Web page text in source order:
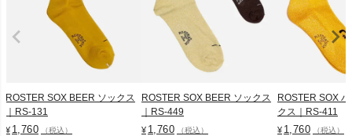
ROSTER SOX BEER ソックス
｜RS-131
¥ 1,760 （税込）
ROSTER SOX BEER ソックス
｜RS-449
¥ 1,760 （税込）
ROSTER SOX
クス｜RS-411
¥ 1,760 （税込）